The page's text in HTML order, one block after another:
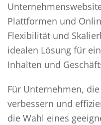
Plattformen und
Flexibilität und
idealen Lösung für
Inhalten und
Für Unternehmen,
verbessern und
die Wahl eines